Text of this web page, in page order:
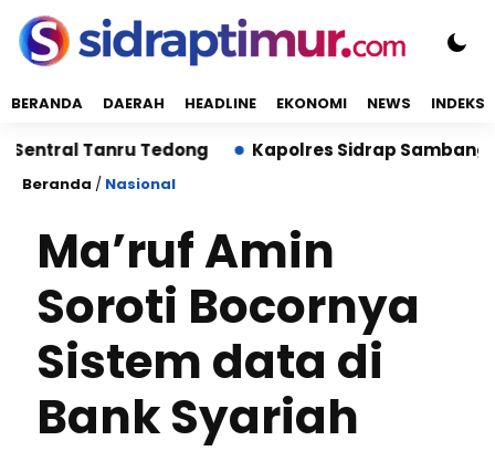
BERANDA DAERAH HEADLINE EKONOMI NEWS INDEKS
Tanru Tedong Kapolres Sidrap Sambangi Rektor
Beranda / Nasional
Ma’ruf Amin
Soroti Bocornya
Sistem data di
Bank Syariah